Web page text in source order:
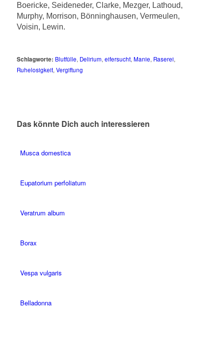
Boericke, Seideneder, Clarke, Mezger, Lathoud,
Murphy, Morrison, Bönninghausen, Vermeulen,
Voisin, Lewin.
Schlagworte: Blutfülle, Delirium, eifersucht, Manie, Raserei,
Ruhelosigkeit, Vergiftung
Das könnte Dich auch interessieren
Musca domestica
Eupatorium perfoliatum
Veratrum album
Borax
Vespa vulgaris
Belladonna